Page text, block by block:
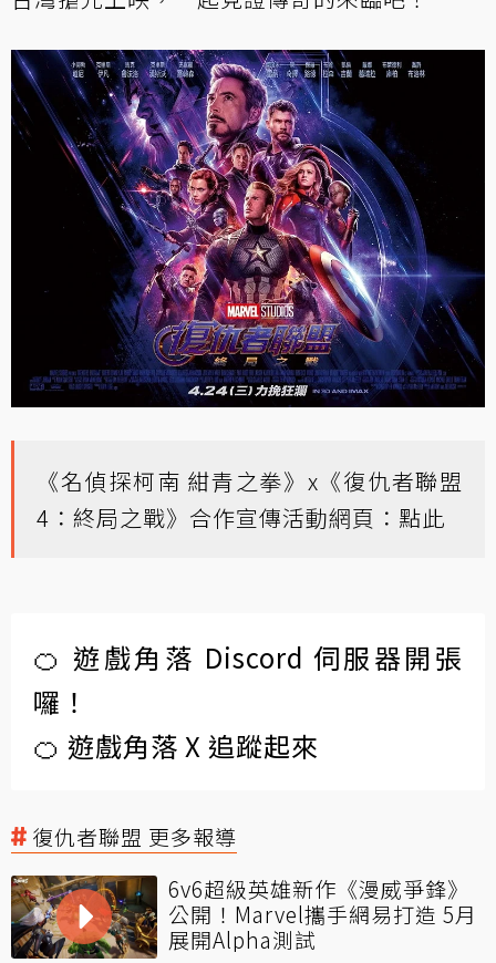
《名偵探柯南 紺青之拳》x《復仇者聯盟
4：終局之戰》合作宣傳活動網頁： 點此
🍊 遊戲角落 Discord 伺服器開張
囉！
🍊 遊戲角落 X 追蹤起來
復仇者聯盟 更多報導
6v6超級英雄新作《漫威爭鋒》
公開！Marvel攜手網易打造 5月
展開Alpha測試